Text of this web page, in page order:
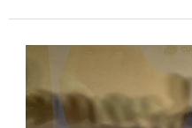
se
certifica